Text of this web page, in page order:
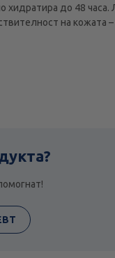
до 48 часа.
на кожата –